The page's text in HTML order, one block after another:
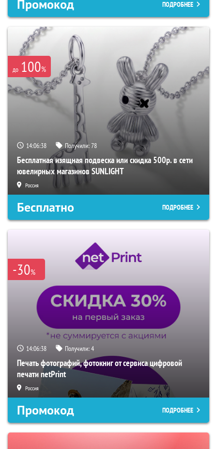
Промокод ПОДРОБНЕЕ
до 100%
14:06:37 Получили:78
Бесплатная изящная подвеска или скидка 500р. в сети
ювелирных магазинов SUNLIGHT
Россия
Бесплатно ПОДРОБНЕЕ
-30%
14:06:37 Получили:4
Печать фотографий, фотокниг от сервиса цифровой
печати netPrint
Россия
Промокод ПОДРОБНЕЕ